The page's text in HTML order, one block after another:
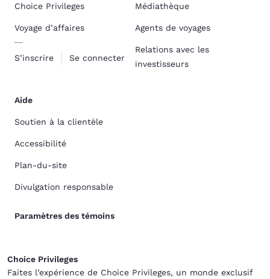
Choice Privileges
Voyage d’affaires
S’inscrire Se connecter
Médiathèque
Agents de voyages
Relations avec les
investisseurs
Aide
Soutien à la clientèle
Accessibilité
Plan-du-site
Divulgation responsable
Paramètres des témoins
Choice Privileges
Faites l’expérience de Choice Privileges, un monde exclusif